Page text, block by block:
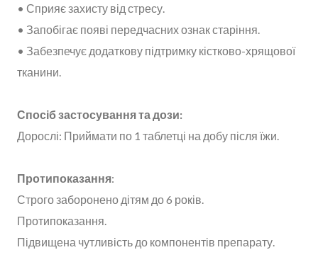
• Сприяє захисту від стресу.
• Запобігає появі передчасних ознак старіння.
• Забезпечує додаткову підтримку кістково-хрящової
тканини.
Спосіб застосування та дози:
Дорослі: Приймати по 1 таблетці на добу після їжи.
Протипоказання:
Строго заборонено дітям до 6 років.
Протипоказання.
Підвищена чутливість до компонентів препарату.